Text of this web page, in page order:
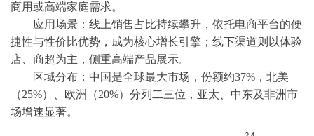
商用或高端家庭需求。
应用场景：线上销售占比持续攀升，依托电商平台的便
捷性与性价比优势，成为核心增长引擎；线下渠道则以体验
店、商超为主，侧重高端产品展示。
区域分布：中国是全球最大市场，份额约37%，北美
（25%）、欧洲（20%）分列二三位，亚太、中东及非洲市
场增速显著。